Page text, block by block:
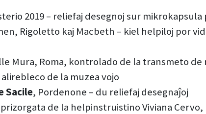
2019 – reliefaj desegnoj sur mikrokapsula
Rigoletto kaj Macbeth – kiel helpiloj por
Mura, Roma, kontrolado de la transmeto de
de la muzea vojo
Sacile, Pordenone – du reliefaj desegnaĵoj
de la helpinstruistino Viviana